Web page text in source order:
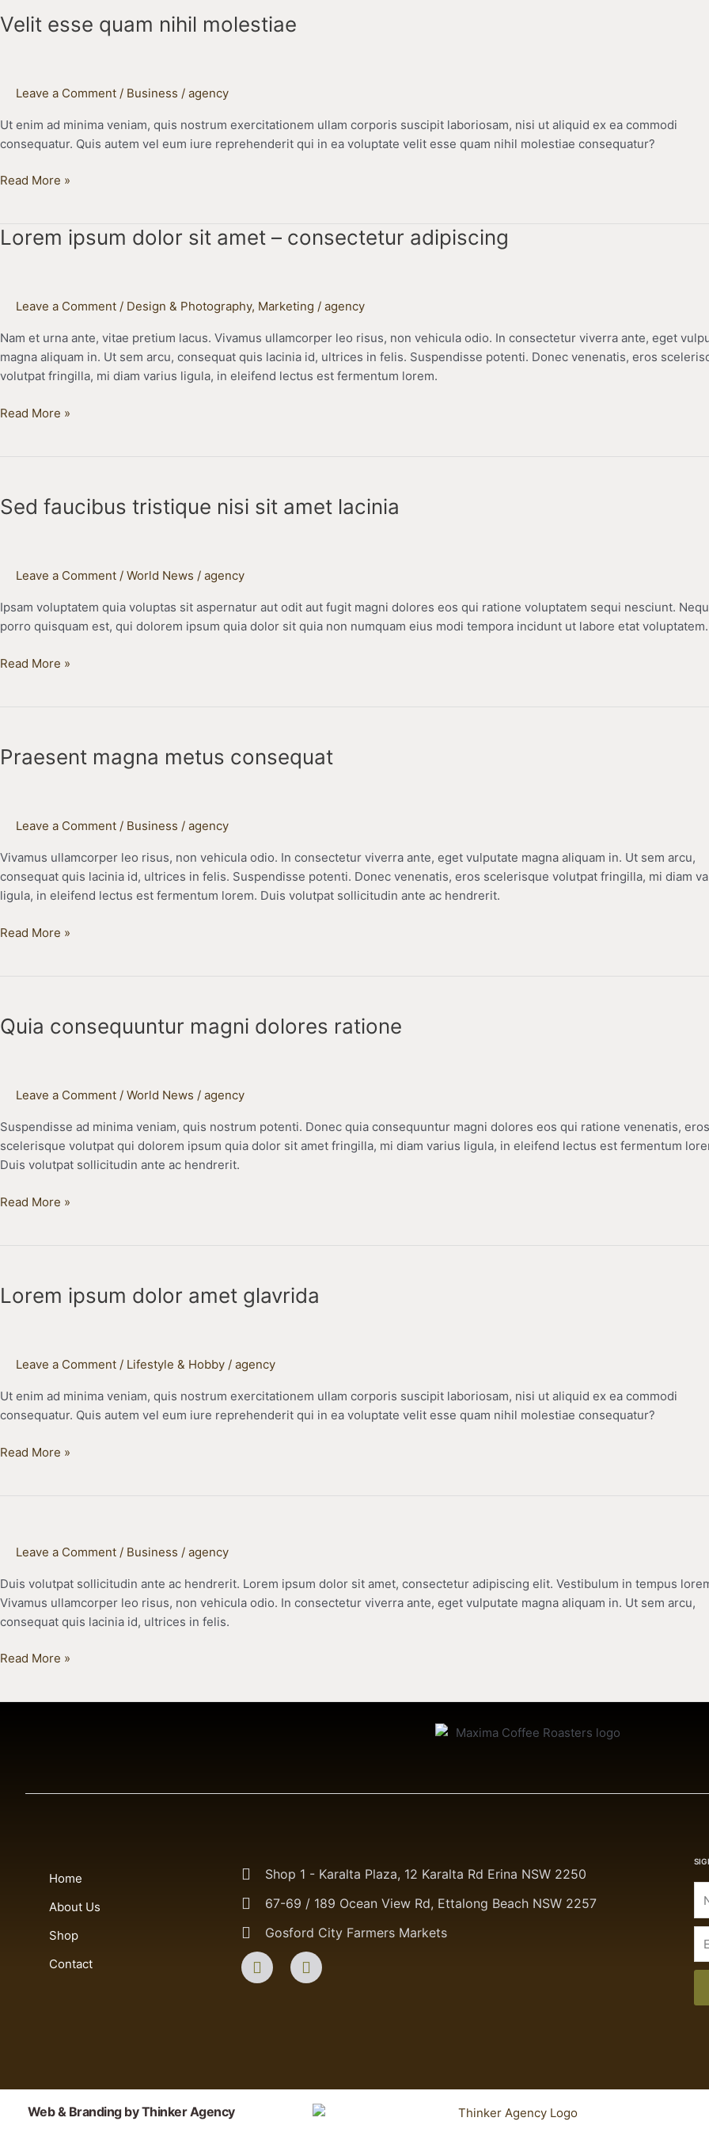
Velit esse quam nihil molestiae
Leave a Comment / Business / agency
Ut enim ad minima veniam, quis nostrum exercitationem ullam corporis suscipit laboriosam, nisi ut aliquid ex ea commodi
consequatur. Quis autem vel eum iure reprehenderit qui in ea voluptate velit esse quam nihil molestiae consequatur?
quam
Read More »
Lorem ipsum dolor sit amet – consectetur adipiscing
Leave a Comment / Design & Photography, Marketing / agency
Nam et urna ante, vitae pretium lacus. Vivamus ullamcorper leo risus, non vehicula odio. In consectetur viverra ante, eget
magna aliquam in. Ut sem arcu, consequat quis lacinia id, ultrices in felis. Suspendisse potenti. Donec venenatis, eros
volutpat fringilla, mi diam varius ligula, in eleifend lectus est fermentum lorem.
Lorem
amet
consectetur
adipiscing
Read More »
Sed faucibus tristique nisi sit amet lacinia
Leave a Comment / World News / agency
Ipsam voluptatem quia voluptas sit aspernatur aut odit aut fugit magni dolores eos qui ratione voluptatem sequi nesciunt.
porro quisquam est, qui dolorem ipsum quia dolor sit quia non numquam eius modi tempora incidunt ut labore etat voluptatem.
tristique
lacinia
Read More »
Praesent magna metus consequat
Leave a Comment / Business / agency
Vivamus ullamcorper leo risus, non vehicula odio. In consectetur viverra ante, eget vulputate magna aliquam in. Ut sem arcu,
consequat quis lacinia id, ultrices in felis. Suspendisse potenti. Donec venenatis, eros scelerisque volutpat fringilla, mi diam
ligula, in eleifend lectus est fermentum lorem. Duis volutpat sollicitudin ante ac hendrerit.
metus
Read More »
Quia consequuntur magni dolores ratione
Leave a Comment / World News / agency
Suspendisse ad minima veniam, quis nostrum potenti. Donec quia consequuntur magni dolores eos qui ratione venenatis, eros
scelerisque volutpat qui dolorem ipsum quia dolor sit amet fringilla, mi diam varius ligula, in eleifend lectus est fermentum
Duis volutpat sollicitudin ante ac hendrerit.
magni
Read More »
Lorem ipsum dolor amet glavrida
Leave a Comment / Lifestyle & Hobby / agency
Ut enim ad minima veniam, quis nostrum exercitationem ullam corporis suscipit laboriosam, nisi ut aliquid ex ea commodi
consequatur. Quis autem vel eum iure reprehenderit qui in ea voluptate velit esse quam nihil molestiae consequatur?
dolor
Read More »
Leave a Comment / Business / agency
Duis volutpat sollicitudin ante ac hendrerit. Lorem ipsum dolor sit amet, consectetur adipiscing elit. Vestibulum in tempus
Vivamus ullamcorper leo risus, non vehicula odio. In consectetur viverra ante, eget vulputate magna aliquam in. Ut sem arcu,
consequat quis lacinia id, ultrices in felis.
Aside
format
Read More »
Home
About Us
Shop
Contact
Shop 1 - Karalta Plaza, 12 Karalta Rd Erina NSW 2250
67-69 / 189 Ocean View Rd, Ettalong Beach NSW 2257
Gosford City Farmers Markets
F
a
c
I
n
s
Web & Branding by Thinker Agency